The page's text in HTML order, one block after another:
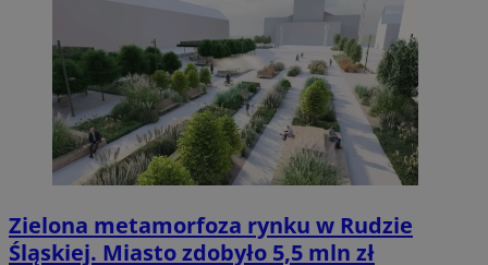
Zielona metamorfoza rynku w Rudzie
Śląskiej. Miasto zdobyło 5,5 mln zł